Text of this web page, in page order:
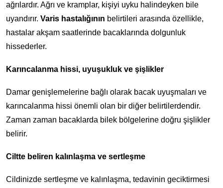
ağrılardır. Ağrı ve kramplar, kişiyi uyku halindeyken bile
uyandırır. Varis hastalığının belirtileri arasında özellikle,
hastalar akşam saatlerinde bacaklarında dolgunluk
hissederler.
Karıncalanma hissi, uyuşukluk ve şişlikler
Damar genişlemelerine bağlı olarak bacak uyuşmaları ve
karıncalanma hissi önemli olan bir diğer belirtilerdendir.
Zaman zaman bacaklarda bilek bölgelerine doğru şişlikler
belirir.
Ciltte beliren kalınlaşma ve sertleşme
Cildinizde sertleşme ve kalınlaşma, tedavinin geciktirmesi